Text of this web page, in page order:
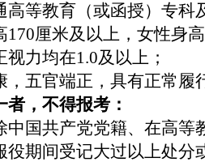
高等教育（或函授）专
170厘米及以上 ，女性身高
视力均在1.0及以上；
，五官端正，具有正常
，不得报考：
中国共产党党籍、在高
役期间受记大过以上处